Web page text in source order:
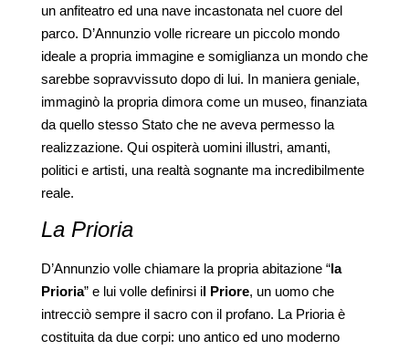
un anfiteatro ed una nave incastonata nel cuore del
parco. D’Annunzio volle ricreare un piccolo mondo
ideale a propria immagine e somiglianza un mondo che
sarebbe sopravvissuto dopo di lui. In maniera geniale,
immaginò la propria dimora come un museo, finanziata
da quello stesso Stato che ne aveva permesso la
realizzazione. Qui ospiterà uomini illustri, amanti,
politici e artisti, una realtà sognante ma incredibilmente
reale.
La Prioria
D’Annunzio volle chiamare la propria abitazione “la
Prioria” e lui volle definirsi il Priore, un uomo che
intrecciò sempre il sacro con il profano. La Prioria è
costituita da due corpi: uno antico ed uno moderno